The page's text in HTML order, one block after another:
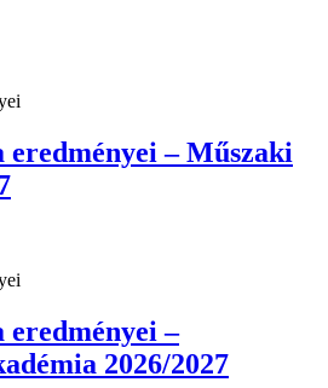
eredményei – Műszaki
eredményei –
2026/2027